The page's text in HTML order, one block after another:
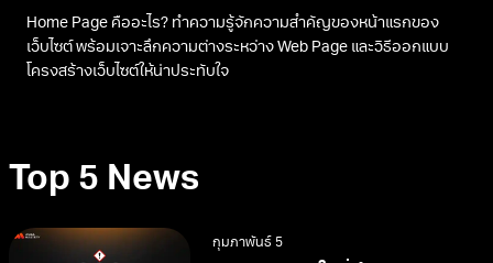
Home Page คืออะไร? ทำความรู้จักความสำคัญของหน้าแรกของ
เว็บไซต์ พร้อมเจาะลึกความต่างระหว่าง Web Page และวิธีออกแบบ
โครงสร้างเว็บไซต์ให้น่าประทับใจ
Top 5 News
กุมภาพันธ์ 5